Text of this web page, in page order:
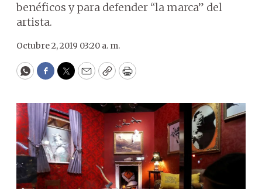
benéficos y para defender “la marca” del
artista.
Octubre 2, 2019 03:20 a. m.
WhatsApp
Facebook
Twitter
EmailCopyPrint